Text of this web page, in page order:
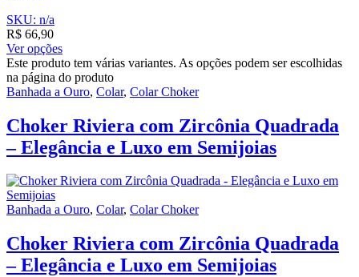
SKU: n/a
R$ 66,90
Ver opções
Este produto tem várias variantes. As opções podem ser escolhidas
na página do produto
Banhada a Ouro, Colar, Colar Choker
Choker Riviera com Zircônia Quadrada
– Elegância e Luxo em Semijoias
Banhada a Ouro, Colar, Colar Choker
Choker Riviera com Zircônia Quadrada
– Elegância e Luxo em Semijoias